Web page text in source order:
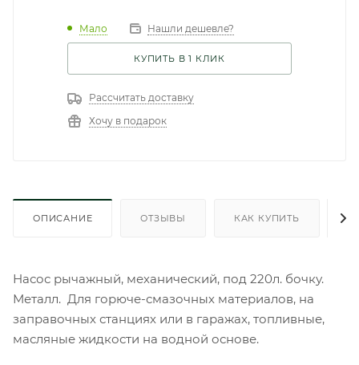
Мало Нашли дешевле?
КУПИТЬ В 1 КЛИК
Рассчитать доставку
Хочу в подарок
ОПИСАНИЕ ОТЗЫВЫ КАК КУПИТЬ
Насос рычажный, механический, под 220л. бочку.
Металл. Для горюче-смазочных материалов, на
заправочных станциях или в гаражах, топливные,
масляные жидкости на водной основе.